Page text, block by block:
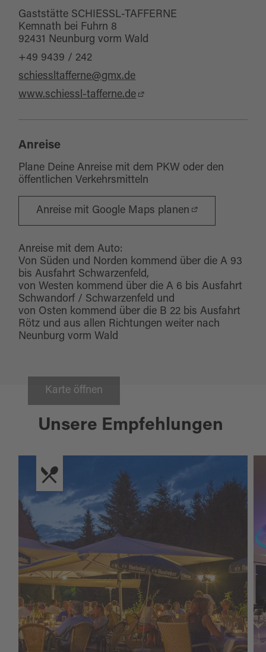
Karte öffnen
Gaststätte SCHIESSL-TAFFERNE
Kemnath bei Fuhrn 8
92431 Neunburg vorm Wald
+49 9439 / 242
schiessltafferne@gmx.de
www.schiessl-tafferne.de
Anreise
Plane Deine Anreise mit dem PKW oder den
öffentlichen Verkehrsmitteln
Anreise mit Google Maps planen
Anreise mit dem Auto:
Von Süden und Norden kommend über die A 93
bis Ausfahrt Schwarzenfeld,
von Westen kommend über die A 6 bis Ausfahrt
Schwandorf / Schwarzenfeld und
von Osten kommend über die B 22 bis Ausfahrt
Rötz und aus allen Richtungen weiter nach
Neunburg vorm Wald
Unsere Empfehlungen